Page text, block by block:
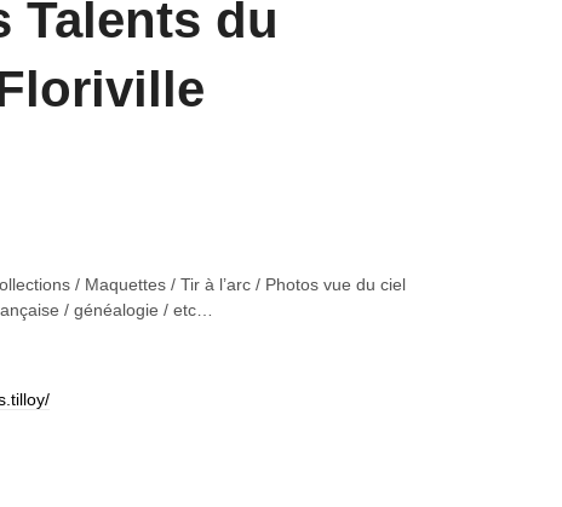
Talents du
/ Maquettes / Tir à l’arc / Photos vue du ciel
/ généalogie / etc…